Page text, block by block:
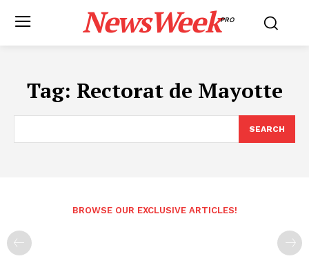
NewsWeekPRO
Tag: Rectorat de Mayotte
SEARCH
BROWSE OUR EXCLUSIVE ARTICLES!